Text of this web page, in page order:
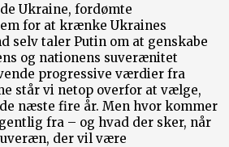
Ukraine, fordømte
for at krænke Ukraines
selv taler Putin om at genskabe
og nationens suverænitet
progressive værdier fra
står vi netop overfor at vælge,
næste fire år. Men hvor kommer
fra – og hvad der sker, når
der vil være